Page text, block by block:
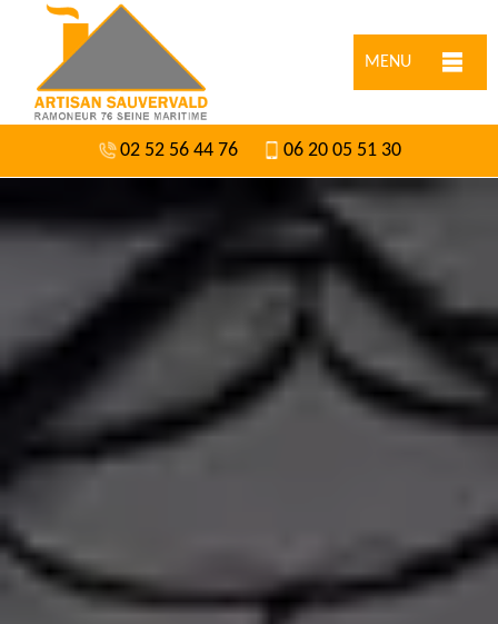
MENU
02 52 56 44 76 06 20 05 51 30